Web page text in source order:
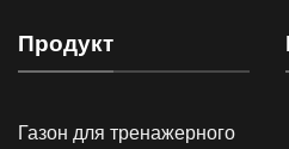
Продукт
Газон для тренажерного